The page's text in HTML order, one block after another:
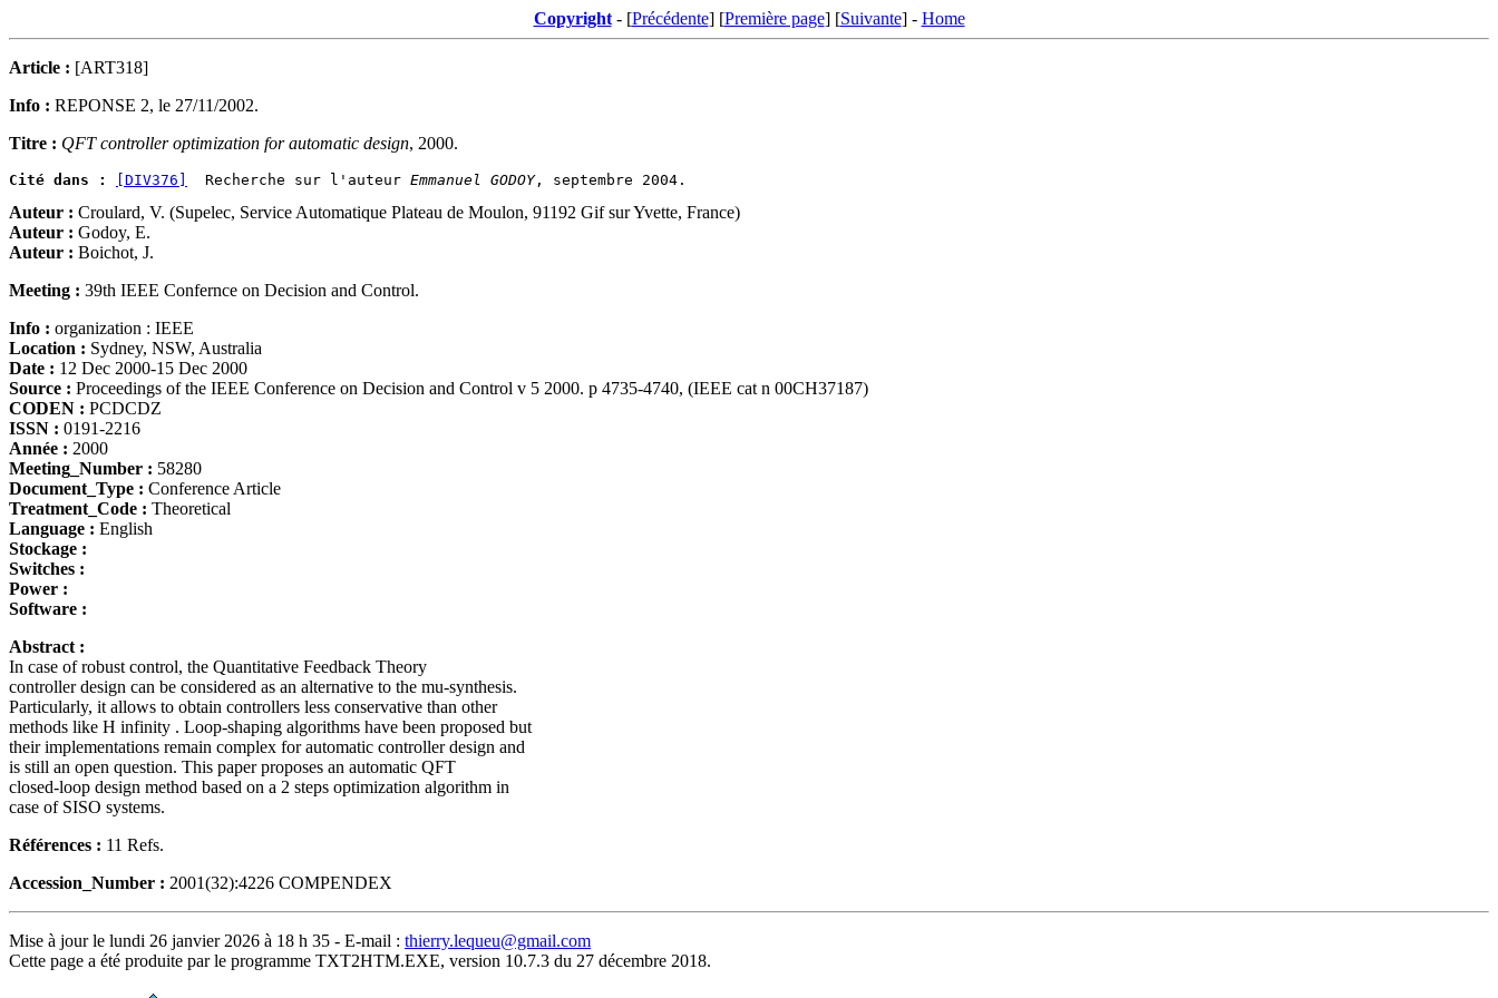
Copyright- [Précédente] [Première page] [Suivante] - Home
Article : [ART318]
Info : REPONSE 2, le 27/11/2002.
Titre : QFT controller optimization for automatic design, 2000.
Cité dans : [DIV376]
  Recherche sur l'auteur
Emmanuel GODOY
Auteur : Croulard, V. (Supelec, Service Automatique Plateau de Moulon, 91192 Gif sur Yvette, France)
Auteur : Godoy, E.
Auteur : Boichot, J.
Meeting : 39th IEEE Confernce on Decision and Control.
Info : organization : IEEE
Location : Sydney, NSW, Australia
Date : 12 Dec 2000-15 Dec 2000
Source : Proceedings of the IEEE Conference on Decision and Control v 5 2000. p 4735-4740, (IEEE cat n 00CH37187)
CODEN : PCDCDZ
ISSN : 0191-2216
Année : 2000
Meeting_Number : 58280
Document_Type : Conference Article
Treatment_Code : Theoretical
Language : English
Stockage :
Switches :
Power :
Software :
Abstract :
In case of robust control, the Quantitative Feedback Theory
controller design can be considered as an alternative to the mu-synthesis.
Particularly, it allows to obtain controllers less conservative than other
methods like H infinity . Loop-shaping algorithms have been proposed but
their implementations remain complex for automatic controller design and
is still an open question. This paper proposes an automatic QFT
closed-loop design method based on a 2 steps optimization algorithm in
case of SISO systems.
Références : 11 Refs.
Accession_Number : 2001(32):4226 COMPENDEX
Mise à jour le lundi 26 janvier 2026 à 18 h 35 - E-mail : thierry.lequeu@gmail.com
Cette page a été produite par le programme TXT2HTM.EXE, version 10.7.3 du 27 décembre 2018.